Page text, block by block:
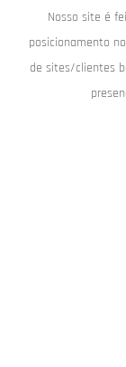
Nosso site é
posicionamento
de sites/clientes